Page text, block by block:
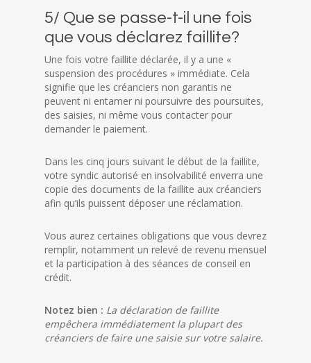
5/ Que se passe-t-il une fois
que vous déclarez faillite?
Une fois votre faillite déclarée, il y a une «
suspension des procédures » immédiate. Cela
signifie que les créanciers non garantis ne
peuvent ni entamer ni poursuivre des poursuites,
des saisies, ni même vous contacter pour
demander le paiement.
Dans les cinq jours suivant le début de la faillite,
votre syndic autorisé en insolvabilité enverra une
copie des documents de la faillite aux créanciers
afin qu’ils puissent déposer une réclamation.
Vous aurez certaines obligations que vous devrez
remplir, notamment un relevé de revenu mensuel
et la participation à des séances de conseil en
crédit.
Notez bien : La déclaration de faillite
empêchera immédiatement la plupart des
créanciers de faire une saisie sur votre salaire.